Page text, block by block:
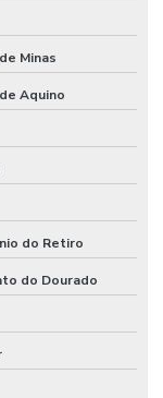
Minas
Aquino
do Retiro
do Dourado